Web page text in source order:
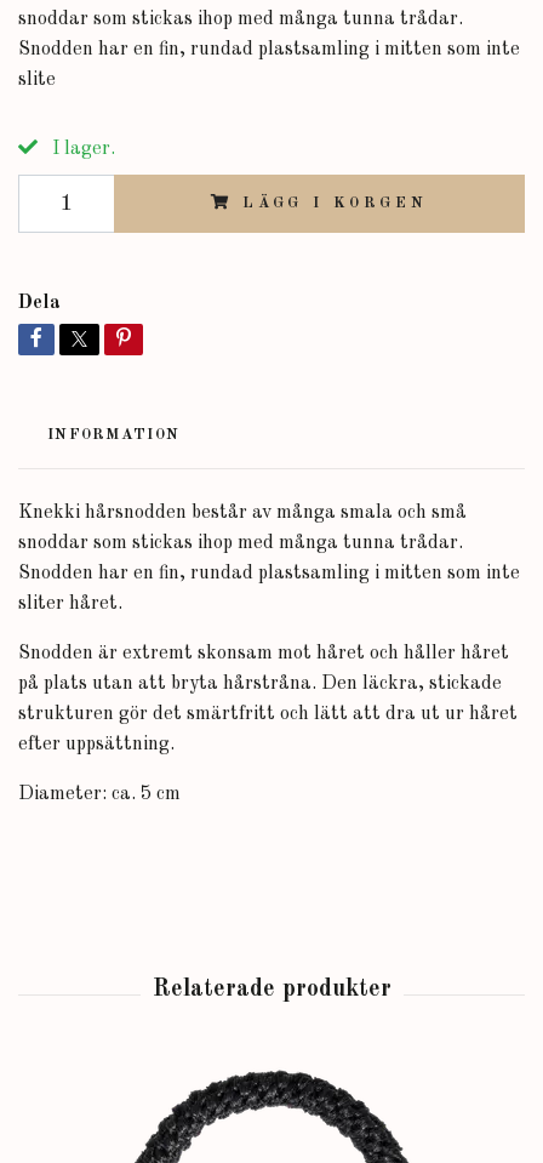
snoddar som stickas ihop med många tunna trådar.
Snodden har en fin, rundad plastsamling i mitten som inte
slite
I lager.
LÄGG I KORGEN
Dela
INFORMATION
Knekki hårsnodden består av många smala och små
snoddar som stickas ihop med många tunna trådar.
Snodden har en fin, rundad plastsamling i mitten som inte
sliter håret.
Snodden är extremt skonsam mot håret och håller håret
på plats utan att bryta hårstråna. Den läckra, stickade
strukturen gör det smärtfritt och lätt att dra ut ur håret
efter uppsättning.
Diameter: ca. 5 cm